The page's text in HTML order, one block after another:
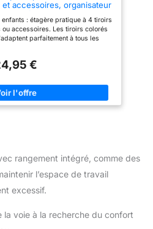
accessoires de montage
que vous puissiez assembler
rapidement l'étagère pour
enfants avec des boîtes de
stabilité, fixez le dispositif anti-
accessoires, organisateur
: étagère pratique à 4 tiroirs
accessoires. Les tiroirs colorés
parfaitement à tous les
: Les bords arrondis et les
le retrait - un choix idéal pour les
– il suffit de l'essuyer avec un
une utilisation confortable au
: avec 4 roues pour un
et la construction stable
€
rangement intégré, comme des
l’espace de travail
excessif.
la voie à la recherche du confort